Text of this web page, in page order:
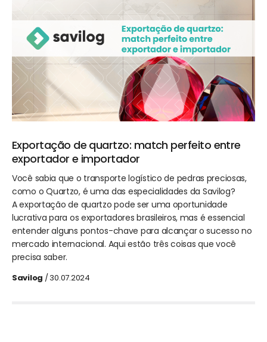
Exportação de quartzo: match perfeito entre
exportador e importador
Você sabia que o transporte logístico de pedras preciosas,
como o Quartzo, é uma das especialidades da Savilog?
A exportação de quartzo pode ser uma oportunidade
lucrativa para os exportadores brasileiros, mas é essencial
entender alguns pontos-chave para alcançar o sucesso no
mercado internacional. Aqui estão três coisas que você
precisa saber.
Savilog / 30.07.2024